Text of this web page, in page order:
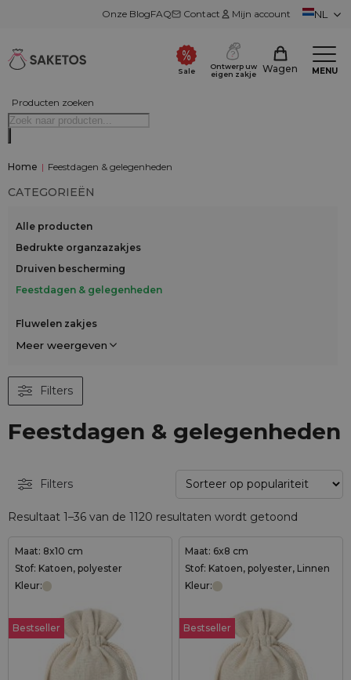
Onze BlogFAQ Contact Mijn account NL
Producten zoeken
Sale
Ontwerp uw
eigen zakje
Wagen MENU
Home | Feestdagen & gelegenheden
CATEGORIEËN
Alle producten
Bedrukte organzazakjes
Druiven bescherming
Feestdagen & gelegenheden
Fluwelen zakjes
Meer weergeven
Filters
Feestdagen & gelegenheden
Filters
Resultaat 1–36 van de 1120 resultaten wordt getoond
Maat: 8x10 cm
Stof: Katoen, polyester
Kleur:
Bestseller
Maat: 6x8 cm
Stof: Katoen, polyester, Linnen
Kleur:
Bestseller